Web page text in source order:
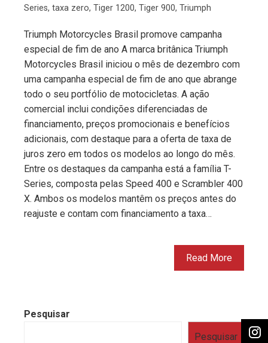
Series, taxa zero, Tiger 1200, Tiger 900, Triumph
Triumph Motorcycles Brasil promove campanha
especial de fim de ano A marca britânica Triumph
Motorcycles Brasil iniciou o mês de dezembro com
uma campanha especial de fim de ano que abrange
todo o seu portfólio de motocicletas. A ação
comercial inclui condições diferenciadas de
financiamento, preços promocionais e benefícios
adicionais, com destaque para a oferta de taxa de
juros zero em todos os modelos ao longo do mês.
Entre os destaques da campanha está a família T-
Series, composta pelas Speed 400 e Scrambler 400
X. Ambos os modelos mantêm os preços antes do
reajuste e contam com financiamento a taxa…
Read More
Pesquisar
Pesquisar